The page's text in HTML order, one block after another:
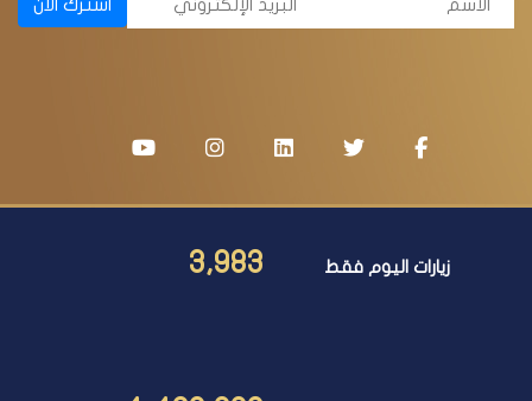
اشترك الآن
زيارات اليوم فقط 3,983